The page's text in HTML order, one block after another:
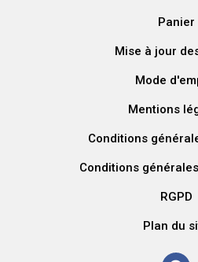
Panier
Mise à jour
Mode
Mentions
Conditions
Conditions
RGPD
Plan du